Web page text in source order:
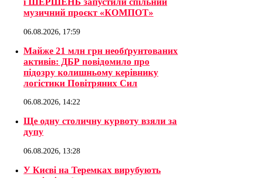
музичний проєкт «КОМПОТ»
06.08.2026, 17:59
Майже 21 млн грн необґрунтованих
активів: ДБР повідомило про
підозру колишньому керівнику
логістики Повітряних Сил
06.08.2026, 14:22
Ще одну столичну курвоту взяли за
дупу
06.08.2026, 13:28
У Києві на Теремках вирубують